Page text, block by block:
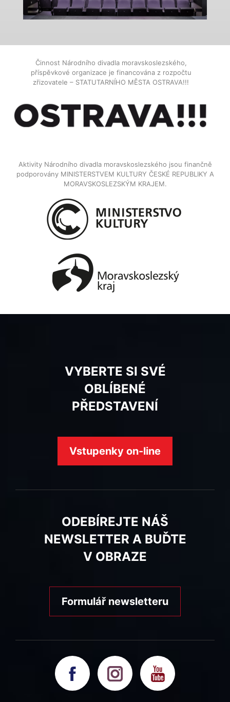
Činnost Národního divadla moravskoslezského,
příspěvkové organizace je financována z rozpočtu
zřizovatele – STATUTARNÍHO MĚSTA OSTRAVA!!!
Aktivity Národního divadla moravskoslezského jsou finančně
podporovány MINISTERSTVEM KULTURY ČESKÉ REPUBLIKY A
MORAVSKOSLEZSKÝM KRAJEM.
VYBERTE SI SVÉ
OBLÍBENÉ
PŘEDSTAVENÍ
Vstupenky on-line
ODEBÍREJTE NÁŠ
NEWSLETTER A BUĎTE
V OBRAZE
Formulář newsletteru